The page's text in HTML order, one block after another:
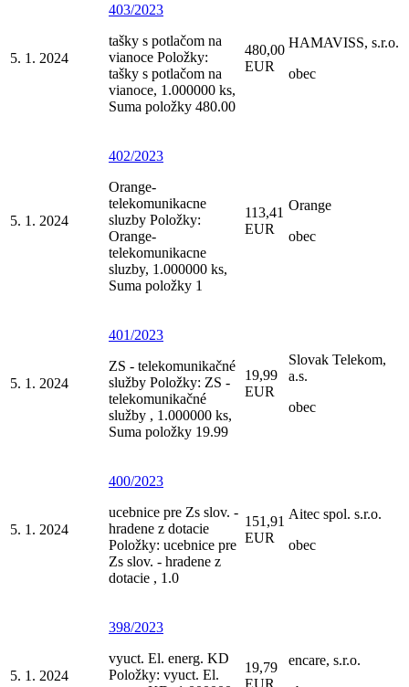
5. 1. 2024
403/2023
tašky s potlačom na
vianoce Položky:
tašky s potlačom na
vianoce, 1.000000 ks,
Suma položky 480.00
480,00
EUR
HAMAVISS, s.r.o.
obec
5. 1. 2024
402/2023
Orange-
telekomunikacne
sluzby Položky:
Orange-
telekomunikacne
sluzby, 1.000000 ks,
Suma položky 1
113,41
EUR
Orange
obec
5. 1. 2024
401/2023
ZS - telekomunikačné
služby Položky: ZS -
telekomunikačné
služby , 1.000000 ks,
Suma položky 19.99
19,99
EUR
Slovak Telekom,
a.s.
obec
5. 1. 2024
400/2023
ucebnice pre Zs slov. -
hradene z dotacie
Položky: ucebnice pre
Zs slov. - hradene z
dotacie , 1.0
151,91
EUR
Aitec spol. s.r.o.
obec
5. 1. 2024
398/2023
vyuct. El. energ. KD
Položky: vyuct. El.
19,79
EUR
encare, s.r.o.